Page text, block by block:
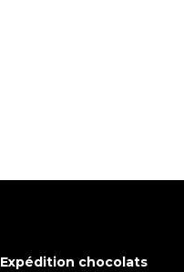
Expédition chocolats